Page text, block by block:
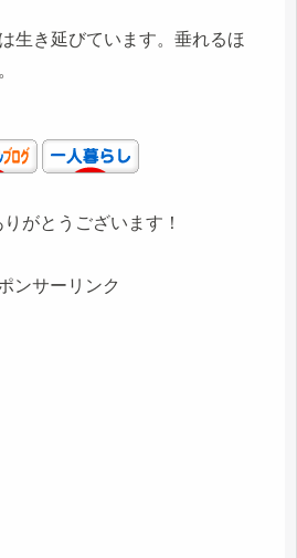
生き延びています。垂れるほ
がとうございます！
ンサーリンク